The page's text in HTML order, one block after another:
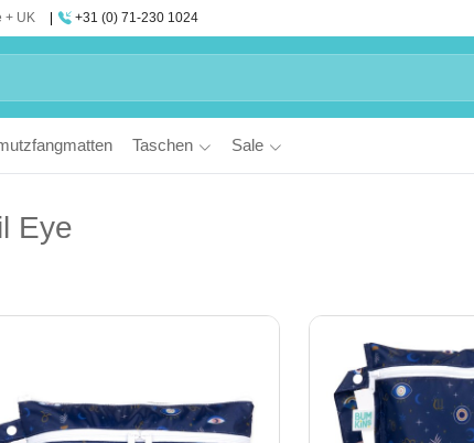
+ UK +31 (0) 71-230 1024
Taschen Sale
Eye